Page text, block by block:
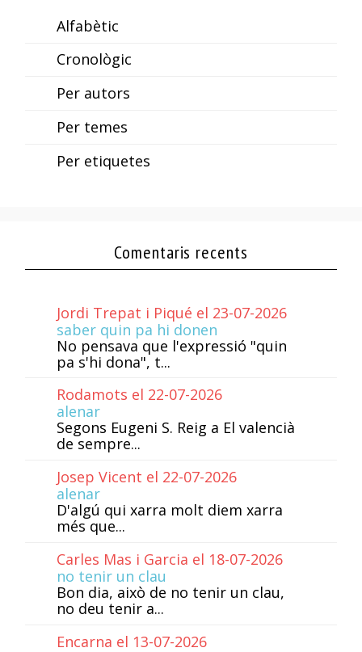
Alfabètic
Cronològic
Per autors
Per temes
Per etiquetes
Comentaris recents
Jordi Trepat i Piqué el 23-07-2026
saber quin pa hi donen
No pensava que l'expressió "quin
pa s'hi dona", t...
Rodamots el 22-07-2026
alenar
Segons Eugeni S. Reig a El valencià
de sempre...
Josep Vicent el 22-07-2026
alenar
D'algú qui xarra molt diem xarra
més que...
Carles Mas i Garcia el 18-07-2026
no tenir un clau
Bon dia, això de no tenir un clau,
no deu tenir a...
Encarna el 13-07-2026